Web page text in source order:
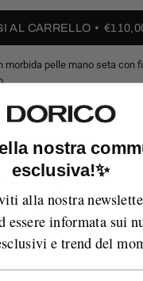
AL CARRELLO
morbida pelle mano seta con
Via Manzoni
ora
sul negozio
entro 14 giorni
sopra i 99€
nostra
esclusiva!✨
alla nostra
essere informata sui
e trend del